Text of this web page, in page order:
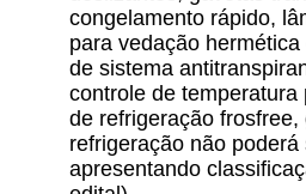
congelamento rápido,
para vedação
de sistema
controle de
de refrigeração
refrigeração não
apresentando